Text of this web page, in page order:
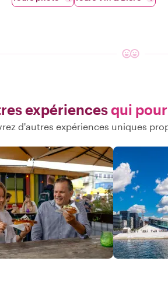
expériencesqui
d'autres expériences uniques